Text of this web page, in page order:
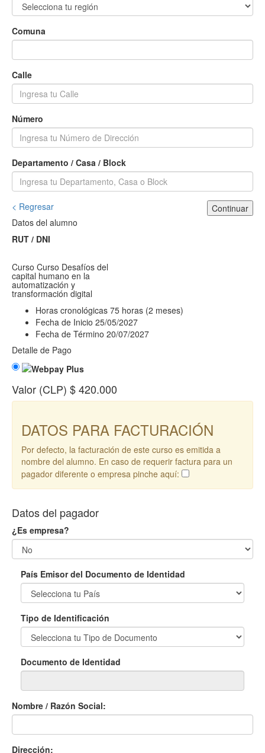
Comuna
Calle
Número
Departamento / Casa / Block
< Regresar
Continuar
Datos del alumno
RUT / DNI
Curso Curso Desafíos del
capital humano en la
automatización y
transformación digital
Horas cronológicas 75 horas (2 meses)
Fecha de Inicio 25/05/2027
Fecha de Término 20/07/2027
Detalle de Pago
Valor (CLP) $ 420.000
DATOS PARA FACTURACIÓN
Por defecto, la facturación de este curso es emitida a
nombre del alumno. En caso de requerir factura para un
pagador diferente o empresa pinche aquí:
Datos del pagador
¿Es empresa?
País Emisor del Documento de Identidad
Tipo de Identificación
Documento de Identidad
Nombre / Razón Social:
Dirección: